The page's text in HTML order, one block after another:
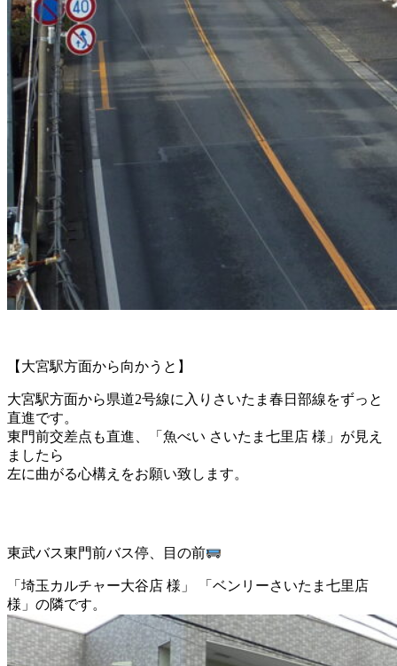
【大宮駅方面から向かうと】
大宮駅方面から県道2号線に入りさいたま春日部線をずっと
直進です。
東門前交差点も直進、「魚べい さいたま七里店 様」が見え
ましたら
左に曲がる心構えをお願い致します。
東武バス東門前バス停、目の前
「埼玉カルチャー大谷店 様」 「ベンリーさいたま七里店
様」の隣です。